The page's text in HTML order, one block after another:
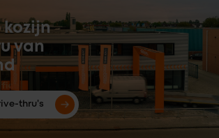
kozijn
van
thru's